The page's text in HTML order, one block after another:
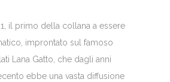
il primo della collana a essere
improntato sul famoso
Lana Gatto, che dagli anni
ebbe una vasta diffusione